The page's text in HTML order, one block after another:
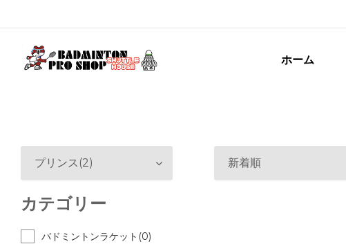
ホーム
新着順
プリンス(2)
カテゴリー
バドミントンラケット(0)